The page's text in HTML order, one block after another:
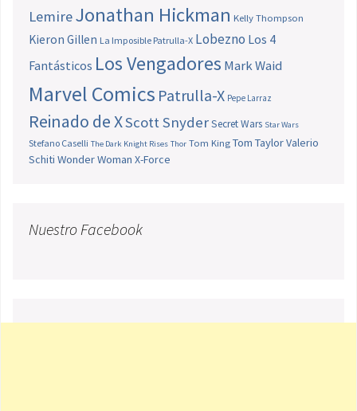
LemireJonathan Hickman Kelly Thompson
Kieron Gillen La Imposible Patrulla-X Lobezno Los 4
Fantásticos Los Vengadores Mark Waid
Marvel Comics Patrulla-X Pepe Larraz
Reinado de XScott SnyderSecret Wars Star Wars
Stefano Caselli The Dark Knight Rises Thor Tom King Tom TaylorValerio
Schiti Wonder Woman X-Force
Nuestro Facebook